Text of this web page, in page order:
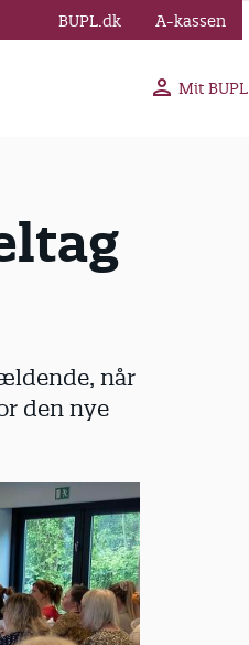
Mit BUPL
BUPL.dk A-kassen
når
den nye